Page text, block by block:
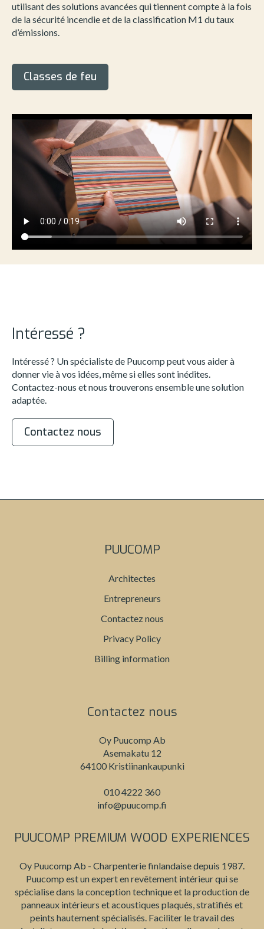
utilisant des solutions avancées qui tiennent compte à la fois
de la sécurité incendie et de la classification M1 du taux
d’émissions.
Classes de feu
Intéressé ?
Intéressé ? Un spécialiste de Puucomp peut vous aider à
donner vie à vos idées, même si elles sont inédites.
Contactez-nous et nous trouverons ensemble une solution
adaptée.
Contactez nous
PUUCOMP
Architectes
Entrepreneurs
Contactez nous
Privacy Policy
Billing information
Contactez nous
Oy Puucomp Ab
Asemakatu 12
64100 Kristiinankaupunki
010 4222 360
info@puucomp.fi
PUUCOMP PREMIUM WOOD EXPERIENCES
Oy Puucomp Ab - Charpenterie finlandaise depuis 1987.
Puucomp est un expert en revêtement intérieur qui se
spécialise dans la conception technique et la production de
panneaux intérieurs et acoustiques plaqués, stratifiés et
peints hautement spécialisés. Faciliter le travail des